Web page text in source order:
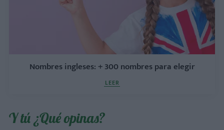
Nombres ingleses: + 300 nombres para elegir
LEER
Y tú ¿Qué opinas?